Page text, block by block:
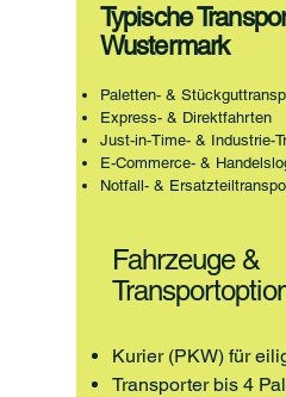
Typische
Wustermark
Paletten- &
Express- & Direktfahrten
Just-in-Time- & Industrie-
E-Commerce- &
Notfall- &
Fahrzeuge &
Kurier (PKW) für
Transporter bis 4